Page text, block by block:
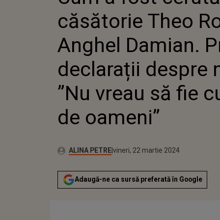
VREAU
căsătorie Theo
Anghel Damian.
declarații despre
”Nu vreau să fie
de oameni”
Autor:ALINA PETREPublicat:
vineri, 22 martie 2024
Actualizat:
vineri, 22 martie 2024
Adaugă-ne ca sursă preferată în Google